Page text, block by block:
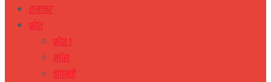
समाचार
प्रदेश
प्रदेश १
मधेस
वागमती